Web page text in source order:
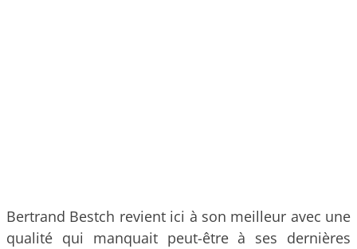
Bertrand Bestch revient ici à son meilleur avec une
qualité qui manquait peut-être à ses dernières